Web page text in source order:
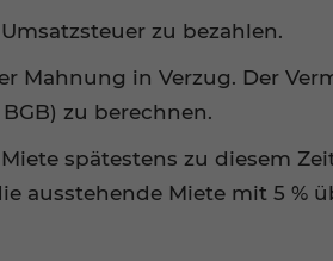
zu bezahlen.
Mahnung in Verzug. Der
zu berechnen.
spätestens zu diesem
ausstehende Miete mit 5 %